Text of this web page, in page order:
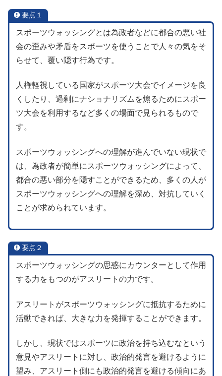
要点１
スポーツウォッシングとは為政者などに都合の悪い社
会の歪みや矛盾をスポーツを使うことで人々の気をそ
らせて、覆い隠す行為です。
人権軽視している国家がスポーツ大会でイメージを良
くしたり、過剰にナショナリズムを煽るためにスポー
ツ大会を利用するなど多くの場面で見られるもので
す。
スポーツウォッシングへの理解が進んでいない現状で
は、為政者が簡単にスポーツウォッシングによって、
都合の悪い部分を隠すことができるため、多くの人が
スポーツウォッシングへの理解を深め、対抗していく
ことが求められています。
要点２
スポーツウォッシングの思惑にカウンターとして作用
する力をもつのがアスリートの力です。
アスリートがスポーツウォッシングに抵抗するために
活動できれば、大きな力を発揮することができます。
しかし、現状ではスポーツに政治を持ち込むなという
意見やアスリートに対し、政治的発言を避けるように
望み、アスリート側にも政治的発言を避ける傾向にあ